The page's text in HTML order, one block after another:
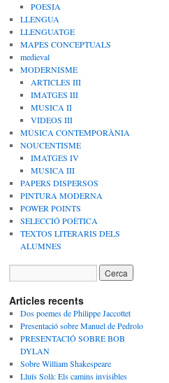
POESIA
LLENGUA
LLENGUATGE
MAPES CONCEPTUALS
medieval
MODERNISME
ARTICLES III
IMATGES III
MUSICA II
VIDEOS III
MÚSICA CONTEMPORÀNIA
NOUCENTISME
IMATGES IV
MUSICA III
PAPERS DISPERSOS
PINTURA MODERNA
POWER POINTS
SELECCIÓ POÈTICA
TEXTOS LITERARIS DELS
ALUMNES
Articles recents
Dos poemes de Philippe Jaccottet
Presentació sobre Manuel de Pedrolo
PRESENTACIÓ SOBRE BOB
DYLAN
Sobre William Shakespeare
Lluís Solà: Els camins invisibles